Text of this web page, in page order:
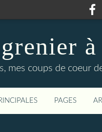
mes coups de coeur
PAGES